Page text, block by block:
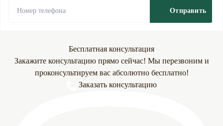
Отправить
Бесплатная консультация
Закажите консультацию прямо сейчас! Мы перезвоним и
проконсультируем вас абсолютно бесплатно!
Заказать консультацию